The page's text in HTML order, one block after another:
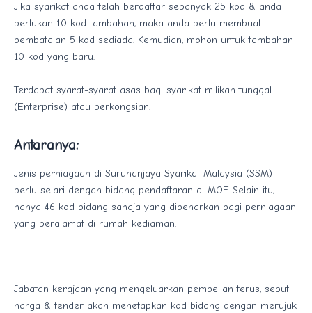
Jika syarikat anda telah berdaftar sebanyak 25 kod & anda
perlukan 10 kod tambahan, maka anda perlu membuat
pembatalan 5 kod sediada. Kemudian, mohon untuk tambahan
10 kod yang baru.
​Terdapat syarat-syarat asas bagi syarikat milikan tunggal
(Enterprise) atau perkongsian.
Antaranya:
Jenis perniagaan di Suruhanjaya Syarikat Malaysia (SSM)
perlu selari dengan bidang pendaftaran di MOF. Selain itu,
hanya 46 kod bidang sahaja yang dibenarkan bagi perniagaan
yang beralamat di rumah kediaman.
Jabatan kerajaan yang mengeluarkan pembelian terus, sebut
harga & tender akan menetapkan kod bidang dengan merujuk